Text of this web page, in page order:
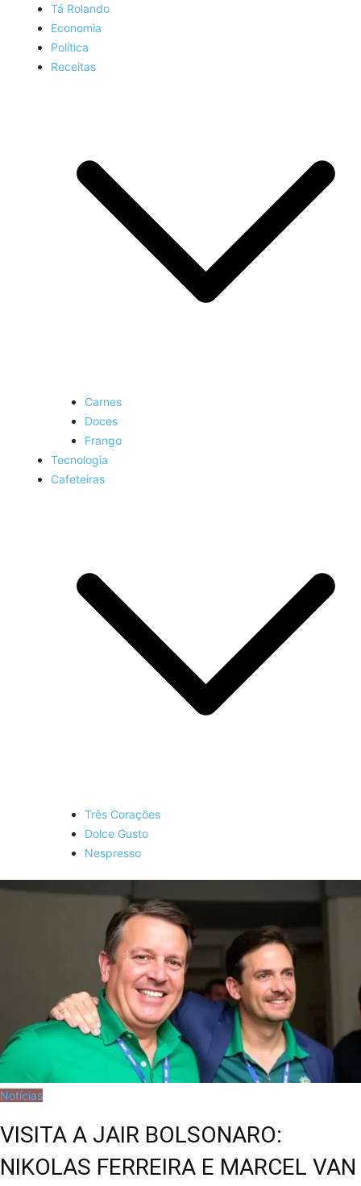
Tá Rolando
Economia
Política
Receitas
Carnes
Doces
Frango
Tecnologia
Cafeteiras
Três Corações
Dolce Gusto
Nespresso
Notícias
VISITA A JAIR BOLSONARO:
NIKOLAS FERREIRA E MARCEL VAN